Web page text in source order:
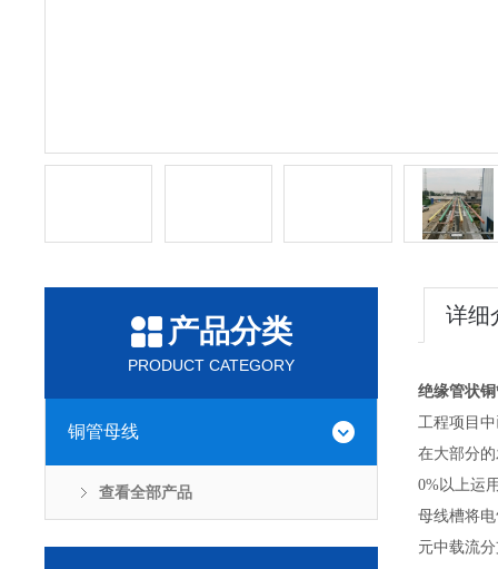
产品分类
PRODUCT CATEGORY
铜管母线
查看全部产品
详细
绝缘管状
工程项目
在大部分
0%以上运
母线槽将
元中载流